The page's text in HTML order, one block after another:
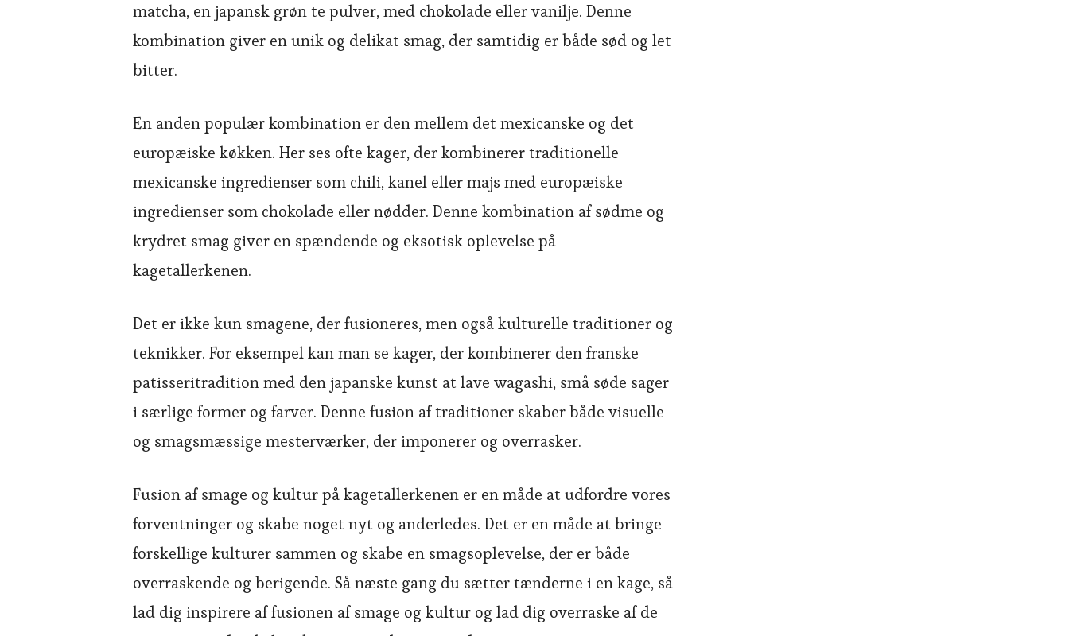
matcha, en japansk grøn te pulver, med chokolade eller vanilje. Denne
kombination giver en unik og delikat smag, der samtidig er både sød og let
bitter.
En anden populær kombination er den mellem det mexicanske og det
europæiske køkken. Her ses ofte kager, der kombinerer traditionelle
mexicanske ingredienser som chili, kanel eller majs med europæiske
ingredienser som chokolade eller nødder. Denne kombination af sødme og
krydret smag giver en spændende og eksotisk oplevelse på
kagetallerkenen.
Det er ikke kun smagene, der fusioneres, men også kulturelle traditioner og
teknikker. For eksempel kan man se kager, der kombinerer den franske
patisseritradition med den japanske kunst at lave wagashi, små søde sager
i særlige former og farver. Denne fusion af traditioner skaber både visuelle
og smagsmæssige mesterværker, der imponerer og overrasker.
Fusion af smage og kultur på kagetallerkenen er en måde at udfordre vores
forventninger og skabe noget nyt og anderledes. Det er en måde at bringe
forskellige kulturer sammen og skabe en smagsoplevelse, der er både
overraskende og berigende. Så næste gang du sætter tænderne i en kage, så
lad dig inspirere af fusionen af smage og kultur og lad dig overraske af de